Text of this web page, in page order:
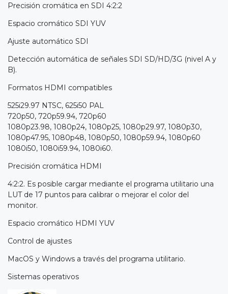
Precisión cromática en SDI 4:2:2
Espacio cromático SDI YUV
Ajuste automático SDI
Detección automática de señales SDI SD/HD/3G (nivel A y
B).
Formatos HDMI compatibles
525i29.97 NTSC, 625i50 PAL
720p50, 720p59.94, 720p60
1080p23.98, 1080p24, 1080p25, 1080p29.97, 1080p30,
1080p47.95, 1080p48, 1080p50, 1080p59.94, 1080p60
1080i50, 1080i59.94, 1080i60.
Precisión cromática HDMI
4:2:2. Es posible cargar mediante el programa utilitario una
LUT de 17 puntos para calibrar o mejorar el color del
monitor.
Espacio cromático HDMI YUV
Control de ajustes
MacOS y Windows a través del programa utilitario.
Sistemas operativos